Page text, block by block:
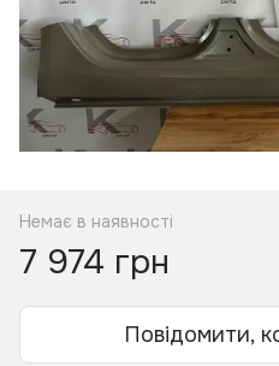
Немає в наявності
7 974 грн
Повідомити,